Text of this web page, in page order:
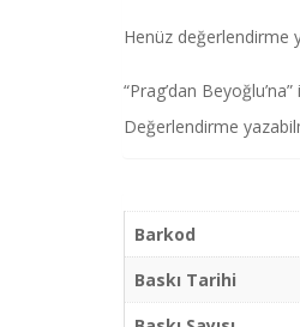
Henüz değerlendirme
“Prag’dan
Değerlendirme
Barkod
Baskı Tarihi